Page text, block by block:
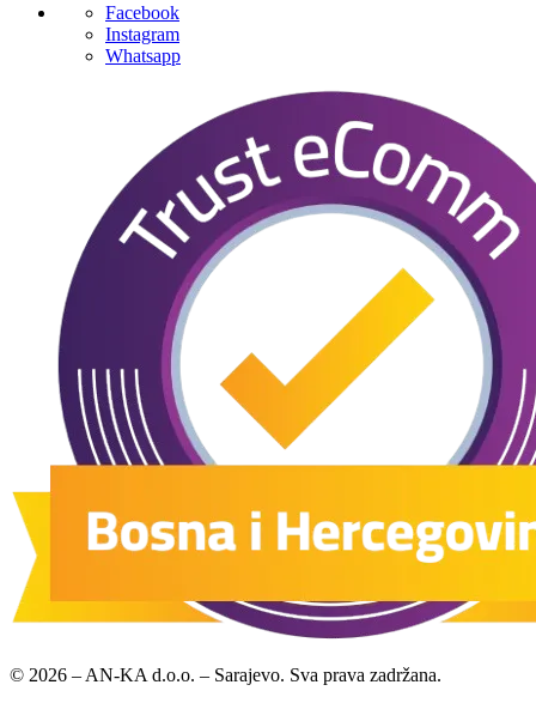
Facebook
Instagram
Whatsapp
© 2026 – AN-KA d.o.o. – Sarajevo. Sva prava zadržana.